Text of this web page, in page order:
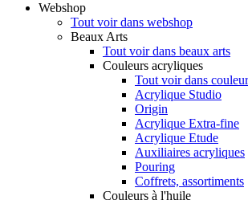
Webshop
Tout voir dans webshop
Beaux Arts
Tout voir dans beaux arts
Couleurs acryliques
Tout voir dans
Acrylique Studio
Origin
Acrylique Extra-fine
Acrylique Etude
Auxiliaires acryliques
Pouring
Coffrets, assortiments
Couleurs à l'huile